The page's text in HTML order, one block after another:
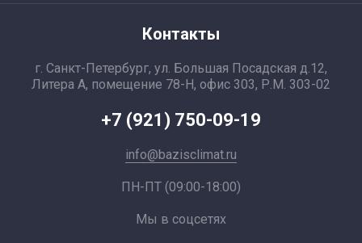
Контакты
г. Санкт-Петербург, ул. Большая Посадская д.12,
Литера А, помещение 78-Н, офис 303, Р.М. 303-02
+7 (921) 750-09-19
info@bazisclimat.ru
ПН-ПТ (09:00-18:00)
Мы в соцсетях